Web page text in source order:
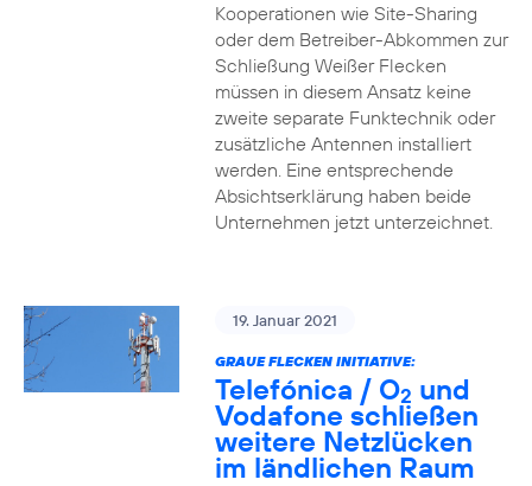
Kooperationen wie Site-Sharing
oder dem Betreiber-Abkommen zur
Schließung Weißer Flecken
müssen in diesem Ansatz keine
zweite separate Funktechnik oder
zusätzliche Antennen installiert
werden. Eine entsprechende
Absichtserklärung haben beide
Unternehmen jetzt unterzeichnet.
19. Januar 2021
GRAUE FLECKEN INITIATIVE:
Telefónica / O2 und
Vodafone schließen
weitere Netzlücken
im ländlichen Raum